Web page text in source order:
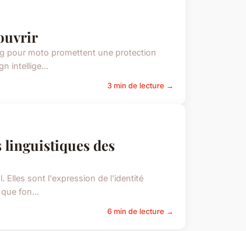
pour moto promettent une protection
intellige...
3 min de lecture →
linguistiques des
Elles sont l'expression de l'identité
fon...
6 min de lecture →